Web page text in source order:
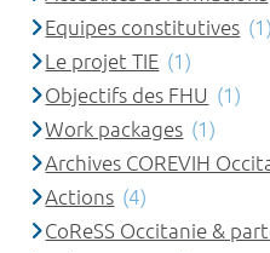
Equipes constitutives (1)
Le projet TIE (1)
Objectifs des FHU (1)
Work packages (1)
Archives COREVIH
Actions (4)
CoReSS Occitanie &